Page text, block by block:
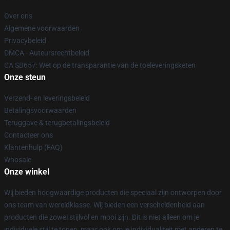
Over ons
Algemene voorwaarden
Privacybeleid
DMCA - Auteursrechtbeleid
CA SB657: Wet op de transparantie van de toeleveringsketen
Onze steun
Verzend- en leveringsbeleid
Betalingsvoorwaarden
Teruggave & terugbetalingsbeleid
Contacteer ons
Klantenhulp (FAQ)
Whosale
Onze winkel
Wij bieden hoogwaardige producten die speciaal zijn ontworpen door
ons team van wereldklasse. Wij bieden een verscheidenheid aan
producten die zowel stijlvol en mooi zijn. Dit is niet alleen om je